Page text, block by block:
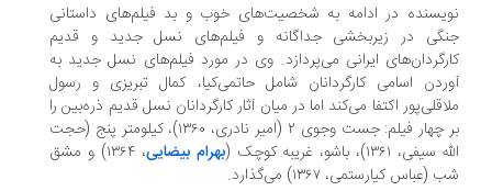
در ادامه به شخصیت‌های خوب و بد فیلم‌های داستانی
در زیربخشی جداگانه و فیلم‌های نسل جدید و قدیم
ایرانی می‌پردازد. وی در مورد فیلم‌های نسل جدید به
اسامی کارگردانان شامل حاتمی‌کیا، کمال تبریزی و رسول
اکتفا می‌کند اما در میان آثار کارگردانان نسل قدیم ذره‌بین را
بر چهار فیلم: جست وجوی ۲ (امیر نادری، ۱۳۶۰)، کیلومتر پنج (حجت
۱۳۶۱)، باشو، غریبه کوچک (
بهرام بیضایی
، ۱۳۶۴) و مشق
کیارستمی، ۱۳۶۷) می‌گذارد.